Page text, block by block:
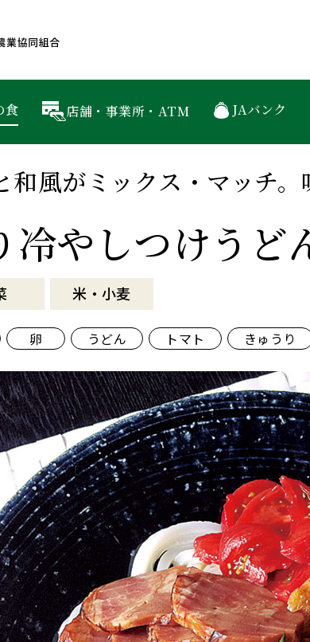
食 店舗・事業所・ATM JAバンク
いと印の旬レシピ 彩り冷やしつけうどん
和風がミックス・マッチ
冷やしつけうど
米・小麦
卵 うどん トマト きゅうり